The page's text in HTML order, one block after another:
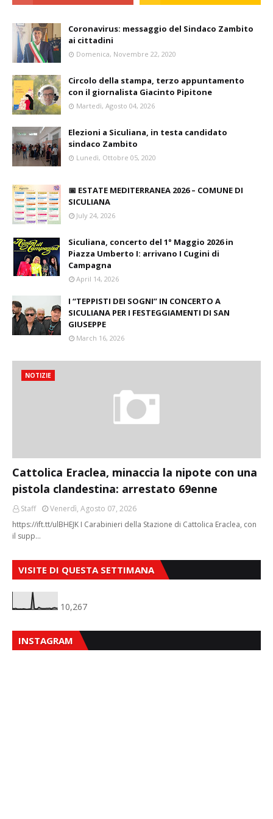
Coronavirus: messaggio del Sindaco Zambito
ai cittadini
Domenica, Novembre 22, 2020
Circolo della stampa, terzo appuntamento
con il giornalista Giacinto Pipitone
Martedì, Agosto 04, 2026
Elezioni a Siculiana, in testa candidato
sindaco Zambito
Lunedì, Ottobre 05, 2020
📅 ESTATE MEDITERRANEA 2026 – COMUNE DI
SICULIANA
July 24, 2026
Siculiana, concerto del 1° Maggio 2026 in
Piazza Umberto I: arrivano I Cugini di
Campagna
April 14, 2026
I “TEPPISTI DEI SOGNI” IN CONCERTO A
SICULIANA PER I FESTEGGIAMENTI DI SAN
GIUSEPPE
March 16, 2026
NOTIZIE
Cattolica Eraclea, minaccia la nipote con una
pistola clandestina: arrestato 69enne
Staff
Venerdì, Agosto 07, 2026
https://ift.tt/ulBHEJK I Carabinieri della Stazione di Cattolica Eraclea, con
il supp…
VISITE DI QUESTA SETTIMANA
10,267
INSTAGRAM